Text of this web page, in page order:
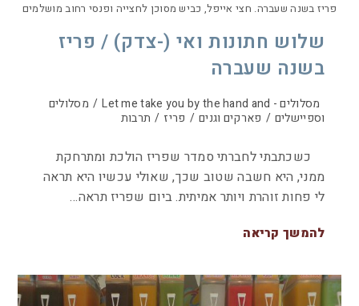
פריז בשנה שעברה. חצי אייפל, כביש מסוכן לחצייה ופנסי רחוב מושלמים
שלוש חתונות ואי (-צדק) / פריז
בשנה שעברה
מסלולים - Let me take you by the hand and / מסלולים
וספיישלים / פארקים וגנים / פריז / תרבות
כשכתבתי לחברתי סמדר שפריז הולכת ומתרחקת
ממני, היא חשבה שטוב שכך, שאולי עכשיו היא תראה
לי פחות זוהרת ויותר אמיתית. ביום שפריז תראה…
להמשך קריאה